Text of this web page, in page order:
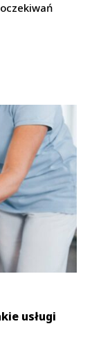
usługi